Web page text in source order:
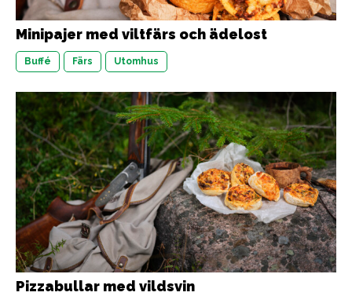
Minipajer med viltfärs och ädelost
Buffé Färs Utomhus
Pizzabullar med vildsvin